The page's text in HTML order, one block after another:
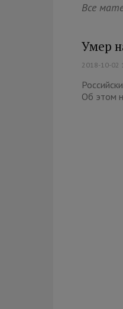
Все
Умер
2018-10-02
Об этом